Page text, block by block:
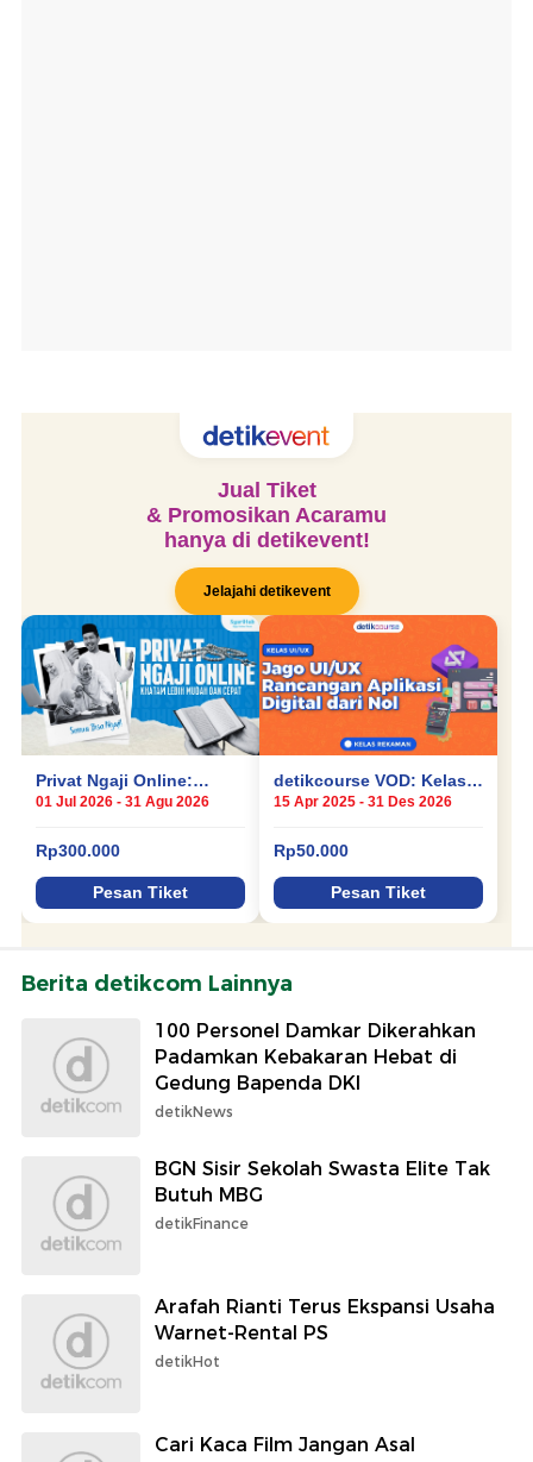
Berita detikcom Lainnya
100 Personel Damkar Dikerahkan
Padamkan Kebakaran Hebat di
Gedung Bapenda DKI
detikNews
BGN Sisir Sekolah Swasta Elite Tak
Butuh MBG
detikFinance
Arafah Rianti Terus Ekspansi Usaha
Warnet-Rental PS
detikHot
Cari Kaca Film Jangan Asal